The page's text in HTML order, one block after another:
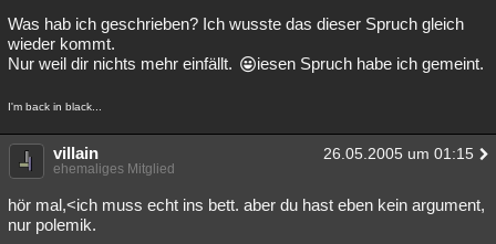
Musik Clash Verbesserungen Allmystery English
Übersichten
Was hab ich geschrieben? Ich wusste das dieser Spruch gleich
wieder kommt.
Nur weil dir nichts mehr einfällt.
iesen Spruch habe ich gemeint.
I'm back in black...
villain 26.05.2005 um 01:15
ehemaliges Mitglied
hör mal,<ich muss echt ins bett. aber du hast eben kein argument,
nur polemik.